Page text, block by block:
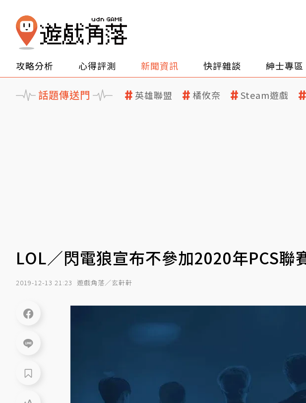
攻略分析 心得評測 新聞資訊 快評雜談 紳士專區
話題傳送門 英雄聯盟 橘攸奈 Steam遊戲
LOL／閃電狼宣布不參加2020年PCS聯
2019-12-13 21:23 遊戲角落／玄軒軒